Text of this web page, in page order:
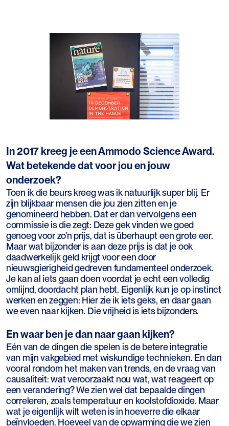
In 2017 kreeg je een Ammodo Science Award.
Wat betekende dat voor jou en jouw
onderzoek?
Toen ik die beurs kreeg was ik natuurlijk super blij. Er
zijn blijkbaar mensen die jou zien zitten en je
genomineerd hebben. Dat er dan vervolgens een
commissie is die zegt: Deze gek vinden we goed
genoeg voor zo’n prijs, dat is überhaupt een grote eer.
Maar wat bijzonder is aan deze prijs is dat je ook
daadwerkelijk geld krijgt voor een door
nieuwsgierigheid gedreven fundamenteel onderzoek.
Je kan al iets gaan doen voordat je echt een volledig
omlijnd, doordacht plan hebt. Eigenlijk kun je op instinct
werken en zeggen: Hier zie ik iets geks, en daar gaan
we even naar kijken. Die vrijheid is iets bijzonders.
En waar ben je dan naar gaan kijken?
Eén van de dingen die spelen is de betere integratie
van mijn vakgebied met wiskundige technieken. En dan
vooral rondom het maken van trends, en de vraag van
causaliteit: wat veroorzaakt nou wat, wat reageert op
een verandering? We zien wel dat bepaalde dingen
correleren, zoals temperatuur en koolstofdioxide. Maar
wat je eigenlijk wilt weten is in hoeverre die elkaar
beïnvloeden. Hoeveel van de opwarming die we zien